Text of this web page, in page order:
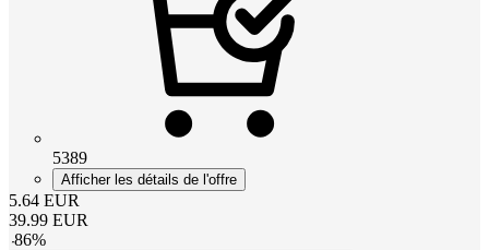
5389
Afficher les détails de l'offre
5.64 EUR
39.99 EUR
-86%